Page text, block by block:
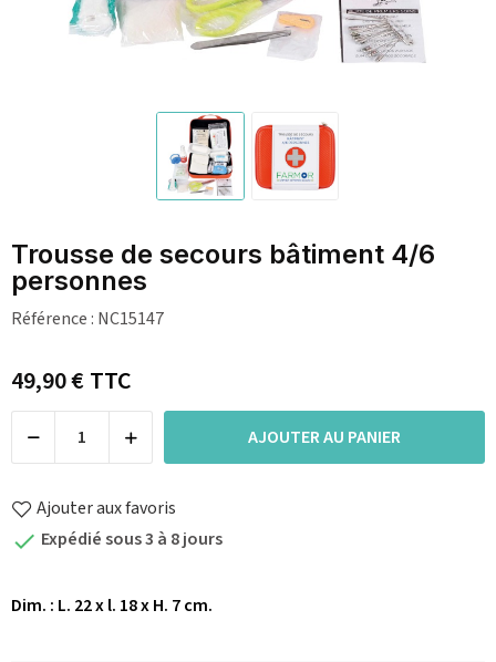
Trousse de secours bâtiment 4/6
personnes
Référence : NC15147
49,90 €TTC
AJOUTER AU PANIER
Ajouter aux favoris
 Expédié sous 3 à 8 jours
Dim. : L. 22 x l. 18 x H. 7 cm.